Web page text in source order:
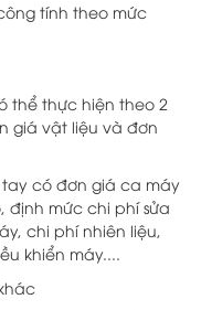
tính theo mức
thể thực hiện theo 2
giá vật liệu và đơn
có đơn giá ca máy
mức chi phí sửa
chi phí nhiên liệu,
khiển máy....